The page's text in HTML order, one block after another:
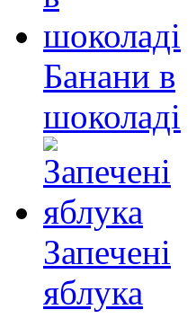
Банани в
шоколаді
Запечені
яблука